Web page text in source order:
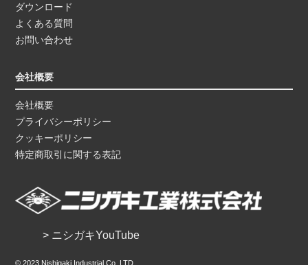
ダウンロード
よくある質問
お問い合わせ
会社概要
会社概要
プライバシーポリシー
クッキーポリシー
特定商取引に関する表記
> ニシガキYouTube
© 2023 Nishigaki Industrial Co.,LTD